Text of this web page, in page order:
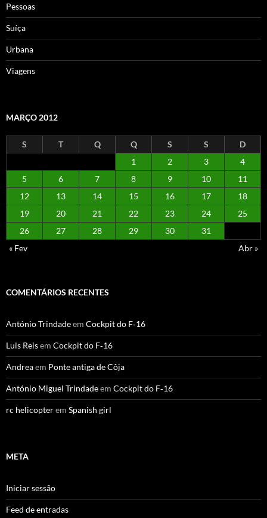
Pessoas
Suíça
Urbana
Viagens
MARÇO 2012
S T Q Q S S
D
1
2 3
4
5
6 7 8 9 10
11
12
13 14 15 16 17
18
19
20 21 22 23 24
25
26
27 28 29 30
31
« Fev
Abr »
COMENTÁRIOS RECENTES
António Trindadeem Cockpit do F‑16
Luis Reisem Cockpit do F‑16
Andreaem Ponte antiga de Côja
António Miguel Trindadeem Cockpit do F‑16
rc helicopterem Spanish girl
META
Iniciar sessão
Feed de entradas